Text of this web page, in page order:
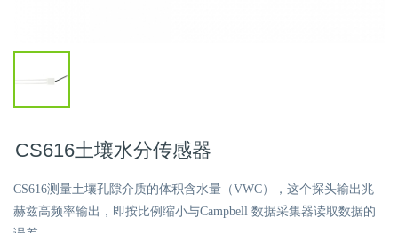
CS616土壤水分传感器
CS616测量土壤孔隙介质的体积含水量（VWC），这个探头输出兆
赫兹高频率输出，即按比例缩小与Campbell 数据采集器读取数据的